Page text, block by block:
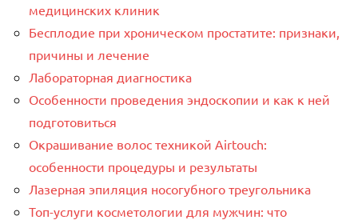
медицинских клиник
Бесплодие при хроническом простатите: признаки,
причины и лечение
Лабораторная диагностика
Особенности проведения эндоскопии и как к ней
подготовиться
Окрашивание волос техникой Airtouch:
особенности процедуры и результаты
Лазерная эпиляция носогубного треугольника
Топ-услуги косметологии для мужчин: что